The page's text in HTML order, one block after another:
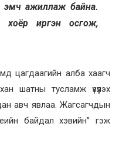
эмч ажиллаж байна.
хоёр иргэн осгож,
цагдаагийн алба хаагч
шатны тусламж үзүүлэх
авч явлаа. Жагсагчдын
байдал хэвийн” гэж